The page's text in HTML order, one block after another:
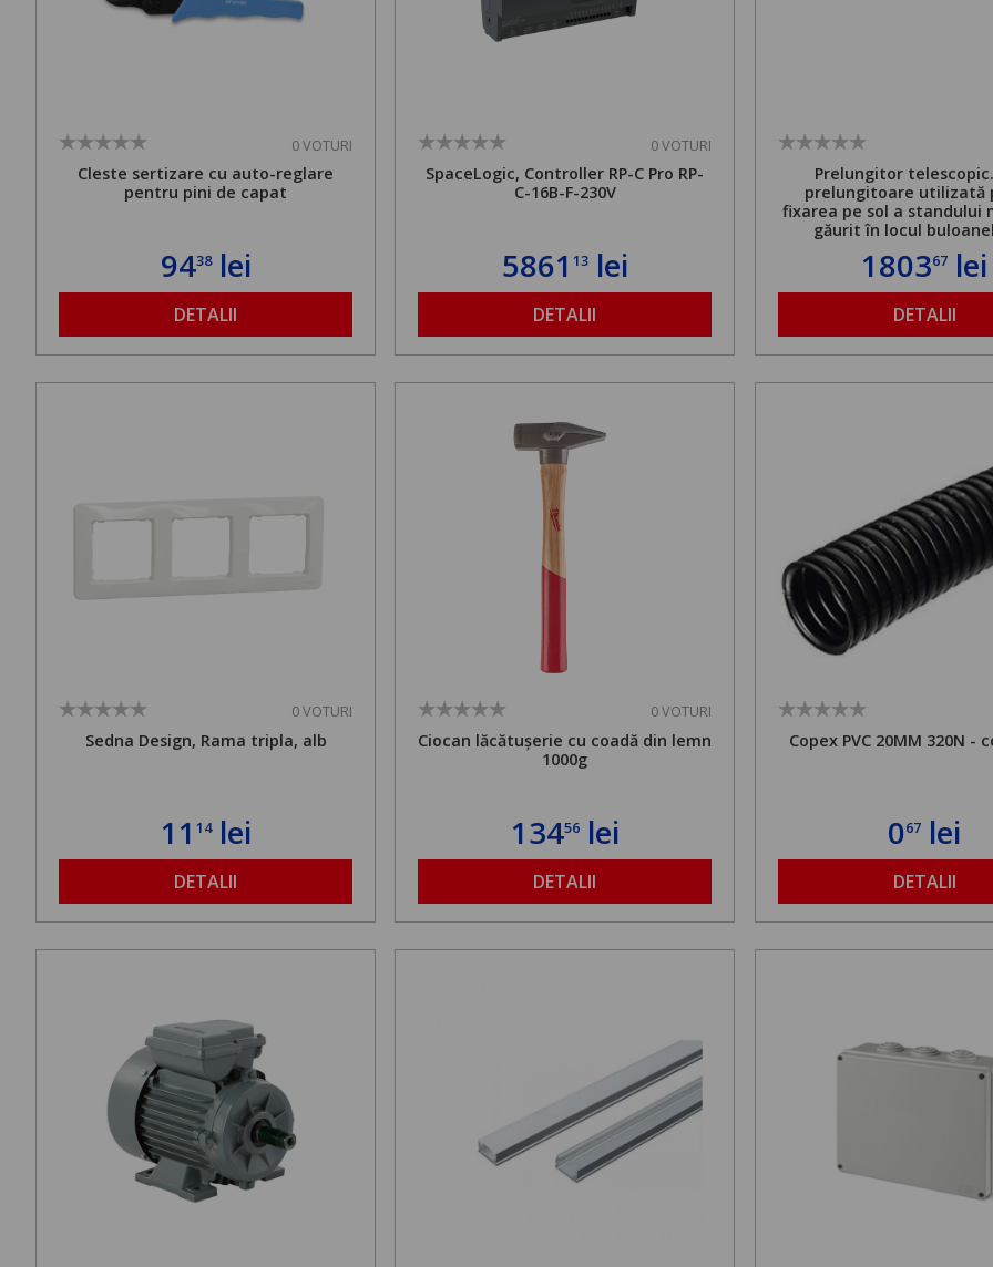
0 VOTURI
Cleste sertizare cu auto-reglare
pentru pini de capat
9438lei
DETALII
0 VOTURI
SpaceLogic, Controller RP-C Pro RP-
C-16B-F-230V
5861 13lei
DETALII
Prelungitor
prelungitoare utilizată
fixarea pe sol a standului
găurit în locul
ancorare. Greutate
de 500 kg și înălțime
180367 lei
DETALII
0 VOTURI
Sedna Design, Rama tripla, alb
11 14lei
DETALII
0 VOTURI
Ciocan lăcătușerie cu coadă din lemn
1000g
13456lei
DETALII
Copex PVC 20MM 320N -
067 lei
DETALII